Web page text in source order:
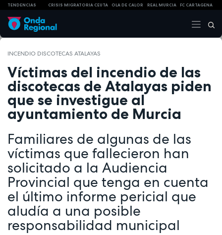
TENDENCIAS CRISIS MIGRATORIA CEUTA OLA DE CALOR REAL MURCIA FC CARTAGENA
INCENDIO DISCOTECAS ATALAYAS
Víctimas del incendio de las
discotecas de Atalayas piden
que se investigue al
ayuntamiento de Murcia
Familiares de algunas de las
víctimas que fallecieron han
solicitado a la Audiencia
Provincial que tenga en cuenta
el último informe pericial que
aludía a una posible
responsabilidad municipal